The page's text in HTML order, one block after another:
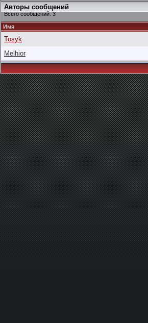
Авторы сообщений
Всего сообщений: 3
Имя
Tosyk
Melhior